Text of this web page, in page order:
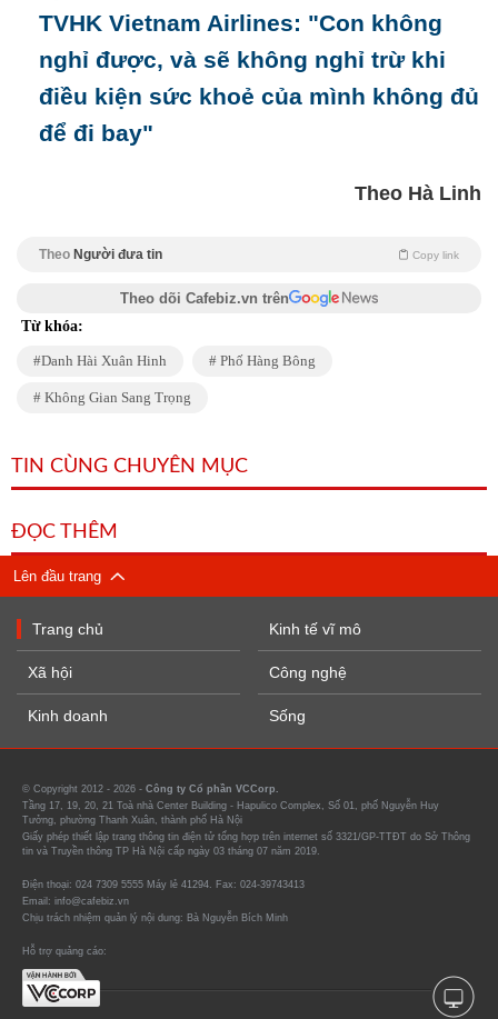
TVHK Vietnam Airlines: "Con không
nghỉ được, và sẽ không nghỉ trừ khi
điều kiện sức khoẻ của mình không đủ
để đi bay"
Theo Hà Linh
Theo Người đưa tin Copy link
Theo dõi Cafebiz.vn trên
Từ khóa:
Danh Hài Xuân Hinh Phố Hàng Bông
Không Gian Sang Trọng
TIN CÙNG CHUYÊN MỤC
ĐỌC THÊM
Lên đầu trang
Trang chủ
Xã hội
Kinh doanh
Kinh tế vĩ mô
Công nghệ
Sống
© Copyright 2012 - 2026 - Công ty Cổ phần VCCorp.
Tầng 17, 19, 20, 21 Toà nhà Center Building - Hapulico Complex, Số 01, phố Nguyễn Huy
Tưởng, phường Thanh Xuân, thành phố Hà Nội
Giấy phép thiết lập trang thông tin điện tử tổng hợp trên internet số 3321/GP-TTĐT do Sở Thông
tin và Truyền thông TP Hà Nội cấp ngày 03 tháng 07 năm 2019.
Điện thoại: 024 7309 5555 Máy lẻ 41294. Fax: 024-39743413
Email: info@cafebiz.vn
Chịu trách nhiệm quản lý nội dung: Bà Nguyễn Bích Minh
Hỗ trợ quảng cáo: